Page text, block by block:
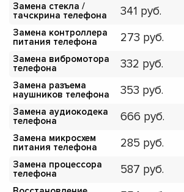
Замена стекла /
тачскрина телефона
341
Замена контроллера
питания телефона
273
Замена вибромотора
телефона
332
Замена разъема
наушников телефона
353
Замена аудиокодека
телефона
666
Замена микросхем
питания телефона
285
Замена процессора
телефона
587